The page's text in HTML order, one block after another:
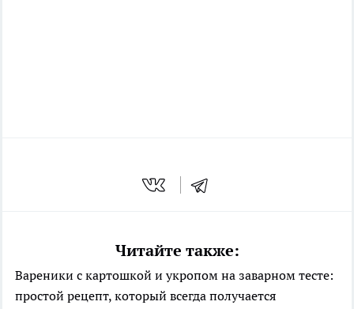
Читайте также:
Вареники с картошкой и укропом на заварном тесте:
простой рецепт, который всегда получается